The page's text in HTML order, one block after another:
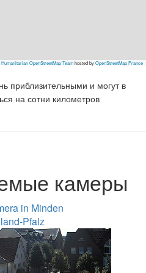
Humanitarian OpenStreetMap Teamhosted byOpenStreetMap France
приблизительными и могут в
на сотни километров
камеры
Pfalz